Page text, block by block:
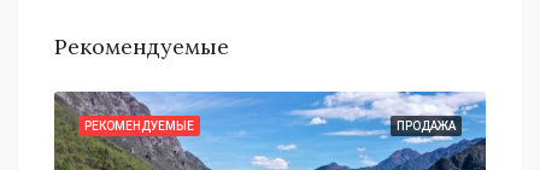
Рекомендуемые
ПРОДАЖА
РЕКОМЕНДУЕМЫЕ